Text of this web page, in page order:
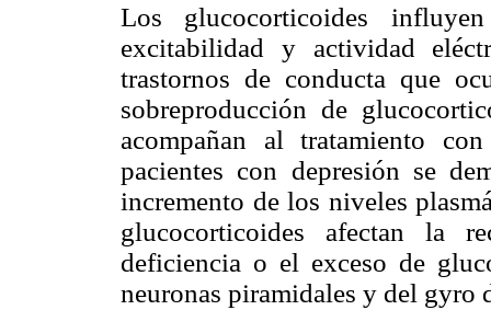
Los glucocorticoides
excitabilidad y actividad
trastornos de conducta que
sobreproducción de
acompañan al tratamiento
pacientes con depresión se
incremento de los niveles
glucocorticoides afectan la
deficiencia o el exceso de
neuronas piramidales y del gyro